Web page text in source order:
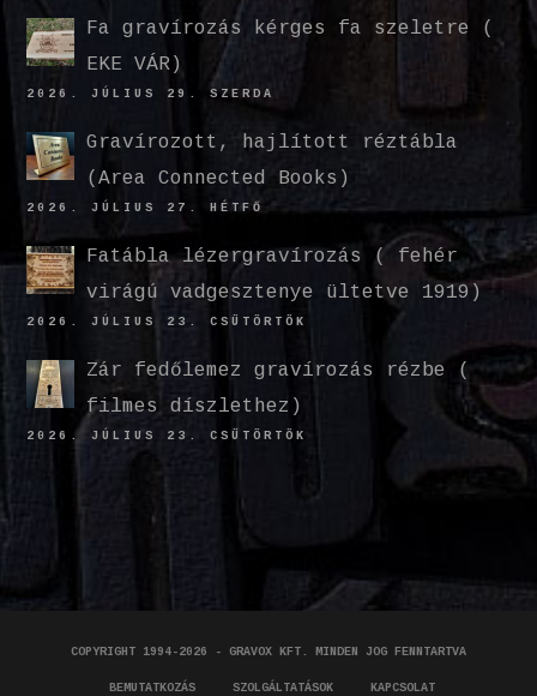
Fa gravírozás kérges fa szeletre (
EKE VÁR)
2026. JÚLIUS 29. SZERDA
Gravírozott, hajlított réztábla
(Area Connected Books)
2026. JÚLIUS 27. HÉTFŐ
Fatábla lézergravírozás ( fehér
virágú vadgesztenye ültetve 1919)
2026. JÚLIUS 23. CSÜTÖRTÖK
Zár fedőlemez gravírozás rézbe (
filmes díszlethez)
2026. JÚLIUS 23. CSÜTÖRTÖK
COPYRIGHT 1994-2026 - GRAVOX KFT. MINDEN JOG FENNTARTVA
BEMUTATKOZÁS SZOLGÁLTATÁSOK KAPCSOLAT